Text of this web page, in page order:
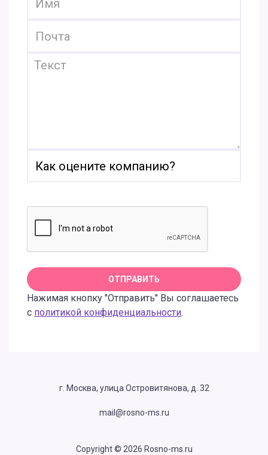
Нажимая кнопку "Отправить" Вы соглашаетесь
с политикой конфиденциальности.
г. Москва, улица Островитянова, д. 32
mail@rosno-ms.ru
Copyright © 2026 Rosno-ms.ru